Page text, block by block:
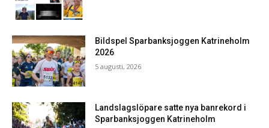
Bildspel Sparbanksjoggen Katrineholm
2026
5 augusti, 2026
Landslagslöpare satte nya banrekord i
Sparbanksjoggen Katrineholm